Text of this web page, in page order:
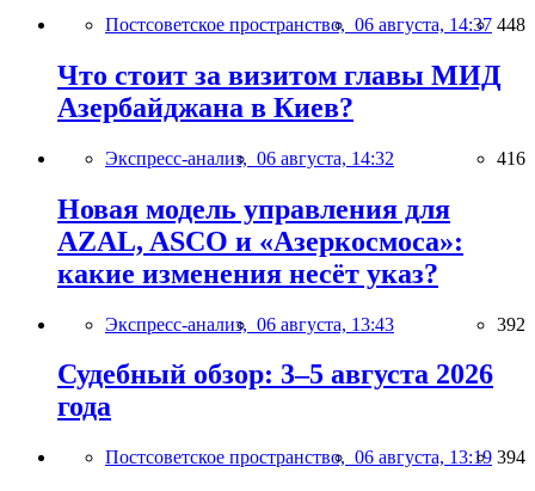
Постсоветское пространство, 06 августа, 14:37 448
Что стоит за визитом главы МИД
Азербайджана в Киев?
Экспресс-анализ, 06 августа, 14:32 416
Новая модель управления для
AZAL, ASCO и «Азеркосмоса»:
какие изменения несёт указ?
Экспресс-анализ, 06 августа, 13:43 392
Судебный обзор: 3–5 августа 2026
года
Постсоветское пространство, 06 августа, 13:19 394